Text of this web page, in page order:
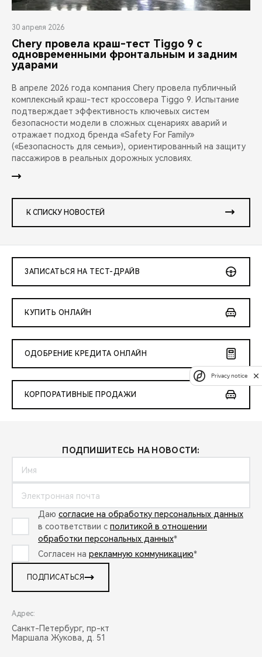
30 апреля 2026
Chery провела краш-тест Tiggo 9 с
одновременными фронтальным и задним
ударами
В апреле 2026 года компания Chery провела публичный
комплексный краш-тест кроссовера Tiggo 9. Испытание
подтверждает эффективность ключевых систем
безопасности модели в сложных сценариях аварий и
отражает подход бренда «Safety For Family»
(«Безопасность для семьи»), ориентированный на защиту
пассажиров в реальных дорожных условиях.
К СПИСКУ НОВОСТЕЙ
ЗАПИСАТЬСЯ НА ТЕСТ-ДРАЙВ
КУПИТЬ ОНЛАЙН
ОДОБРЕНИЕ КРЕДИТА ОНЛАЙН
КОРПОРАТИВНЫЕ ПРОДАЖИ
ПОДПИШИТЕСЬ НА НОВОСТИ:
Даю согласие на обработку персональных данных
в соответствии с политикой в отношении
обработки персональных данных*
Согласен на рекламную коммуникацию*
ПОДПИСАТЬСЯ
Адрес:
Санкт-Петербург, пр-кт
Маршала Жукова, д. 51
Privacy notice